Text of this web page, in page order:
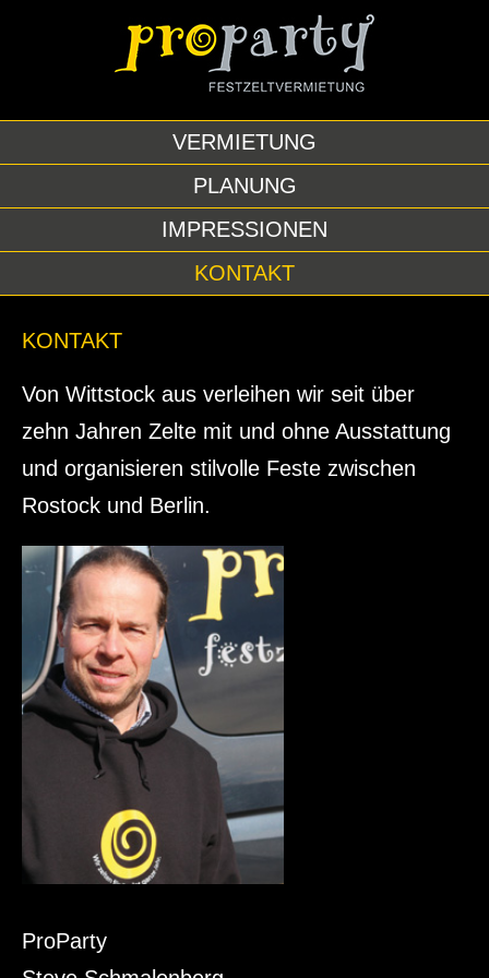
VERMIETUNG
PLANUNG
IMPRESSIONEN
KONTAKT
KONTAKT
Von Wittstock aus verleihen wir seit über
zehn Jahren Zelte mit und ohne Ausstattung
und organisieren stilvolle Feste zwischen
Rostock und Berlin.
ProParty